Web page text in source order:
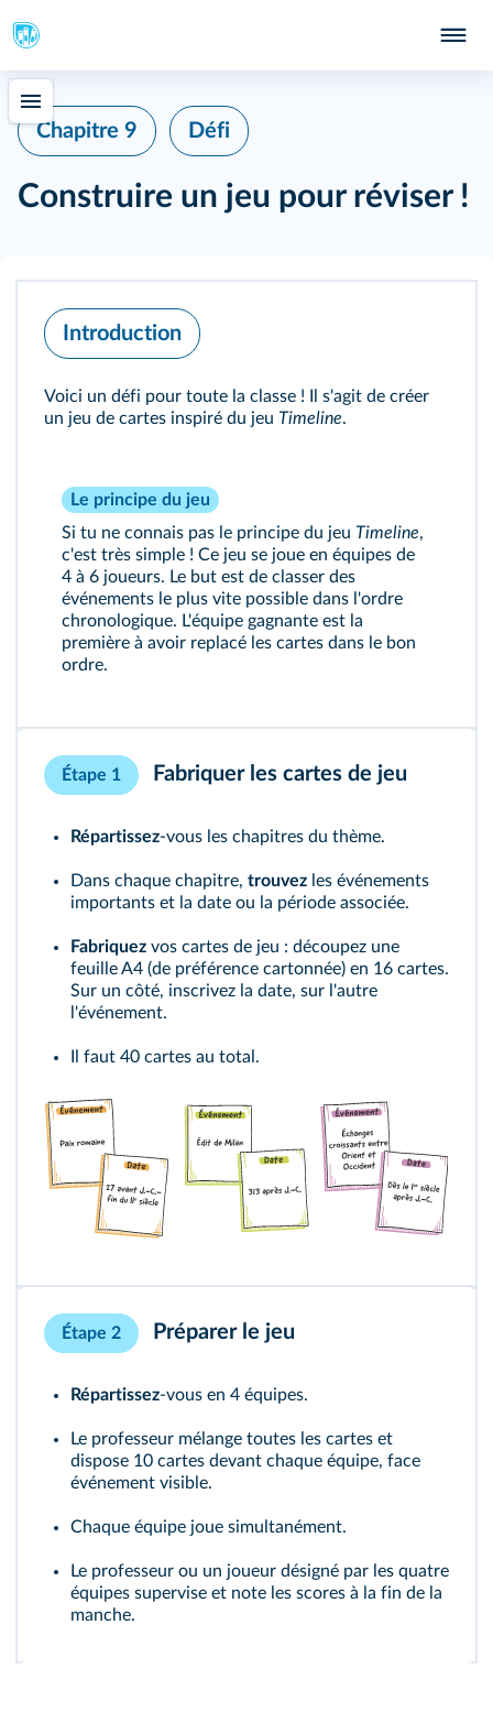
Chapitre 9 Défi
Construire un jeu pour réviser !
Introduction
Voici un défi pour toute la classe ! Il s'agit de créer
un jeu de cartes inspiré du jeu Timeline.
Le principe du jeu
Si tu ne connais pas le principe du jeu Timeline,
c'est très simple ! Ce jeu se joue en équipes de
4 à 6 joueurs. Le but est de classer des
événements le plus vite possible dans l'ordre
chronologique. L'équipe gagnante est la
première à avoir replacé les cartes dans le bon
ordre.
Étape 1 Fabriquer les cartes de jeu
Répartissez‑vous les chapitres du thème.
Dans chaque chapitre, trouvez les événements
importants et la date ou la période associée.
Fabriquez vos cartes de jeu : découpez une
feuille A4 (de préférence cartonnée) en 16 cartes.
Sur un côté, inscrivez la date, sur l'autre
l'événement.
Il faut 40 cartes au total.
Étape 2 Préparer le jeu
Répartissez‑vous en 4 équipes.
Le professeur mélange toutes les cartes et
dispose 10 cartes devant chaque équipe, face
événement visible.
Chaque équipe joue simultanément.
Le professeur ou un joueur désigné par les quatre
équipes supervise et note les scores à la fin de la
manche.